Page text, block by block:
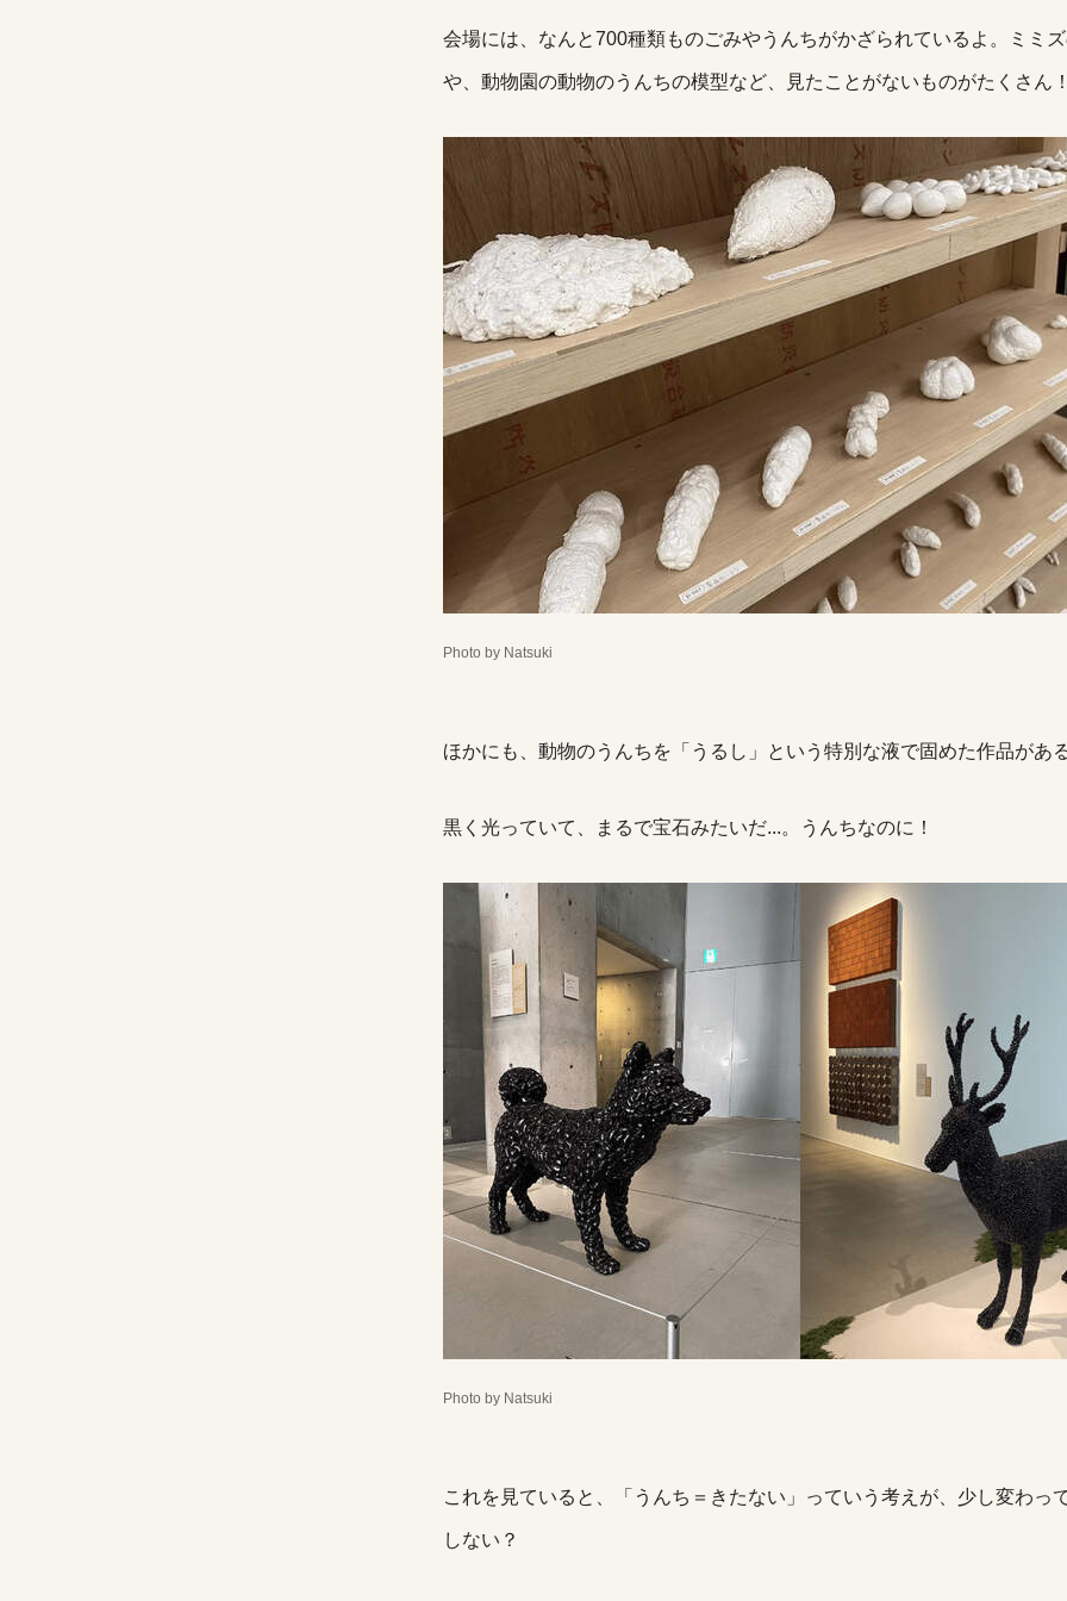
会場には、なんと700種類ものごみやうんちがかざられているよ。ミミ
や、動物園の動物のうんちの模型など、見たことがないものがたくさん
Photo by Natsuki
ほかにも、動物のうんちを「うるし」という特別な液で固めた作品があ
黒く光っていて、まるで宝石みたいだ...。うんちなのに！
Photo by Natsuki
これを見ていると、「うんち＝きたない」っていう考えが、少し変わっ
しない？